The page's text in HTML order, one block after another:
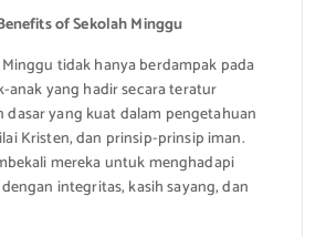
of Sekolah Minggu
tidak hanya berdampak pada
anak yang hadir secara teratur
dasar yang kuat dalam pengetahuan
Kristen, dan prinsip-prinsip iman.
mereka untuk menghadapi
integritas, kasih sayang, dan